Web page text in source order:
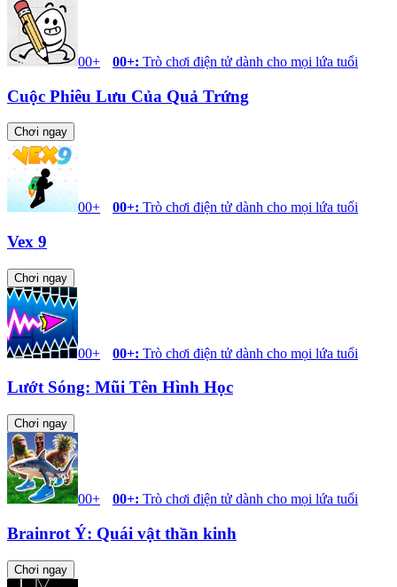
00+ 00+: Trò chơi điện tử dành cho mọi lứa tuổi
Cuộc Phiêu Lưu Của Quả Trứng
Chơi ngay
00+ 00+: Trò chơi điện tử dành cho mọi lứa tuổi
Vex 9
Chơi ngay
00+ 00+: Trò chơi điện tử dành cho mọi lứa tuổi
Lướt Sóng: Mũi Tên Hình Học
Chơi ngay
00+ 00+: Trò chơi điện tử dành cho mọi lứa tuổi
Brainrot Ý: Quái vật thần kinh
Chơi ngay